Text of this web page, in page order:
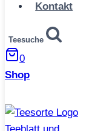
Kontakt
Teesuche
0
Shop